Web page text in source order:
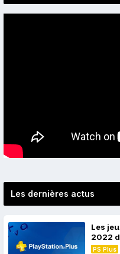
Les dernières actus
Les
2022
PS Plus